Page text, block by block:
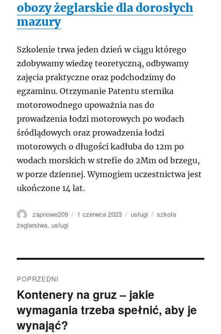
obozy żeglarskie dla dorosłych
mazury
Szkolenie trwa jeden dzień w ciągu którego
zdobywamy wiedzę teoretyczną, odbywamy
zajęcia praktyczne oraz podchodzimy do
egzaminu. Otrzymanie Patentu sternika
motorowodnego upoważnia nas do
prowadzenia łodzi motorowych po wodach
śródlądowych oraz prowadzenia łodzi
motorowych o długości kadłuba do 12m po
wodach morskich w strefie do 2Mm od brzegu,
w porze dziennej. Wymogiem uczestnictwa jest
ukończone 14 lat.
Autor
zapnowe209
Data
1 czerwca 2023 Kategorie
usługi Tagi
szkoła
żeglarstwa, usługi
wpisu
POPRZEDNI
Poprzedni
wpis:
Kontenery na gruz – jakie
wymagania trzeba spełnić, aby je
wynająć?